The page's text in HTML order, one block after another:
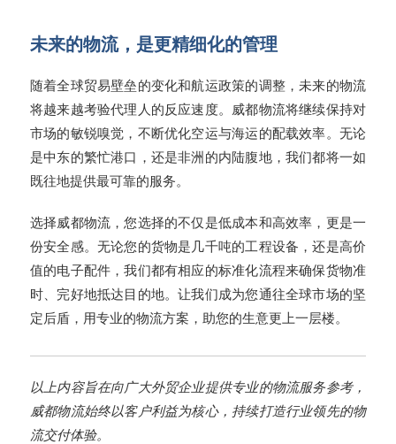
未来的物流，是更精细化的管理
随着全球贸易壁垒的变化和航运政策的调整，未来的物流
将越来越考验代理人的反应速度。威都物流将继续保持对
市场的敏锐嗅觉，不断优化空运与海运的配载效率。无论
是中东的繁忙港口，还是非洲的内陆腹地，我们都将一如
既往地提供最可靠的服务。
选择威都物流，您选择的不仅是低成本和高效率，更是一
份安全感。无论您的货物是几千吨的工程设备，还是高价
值的电子配件，我们都有相应的标准化流程来确保货物准
时、完好地抵达目的地。让我们成为您通往全球市场的坚
定后盾，用专业的物流方案，助您的生意更上一层楼。
以上内容旨在向广大外贸企业提供专业的物流服务参考，
威都物流始终以客户利益为核心，持续打造行业领先的物
流交付体验。